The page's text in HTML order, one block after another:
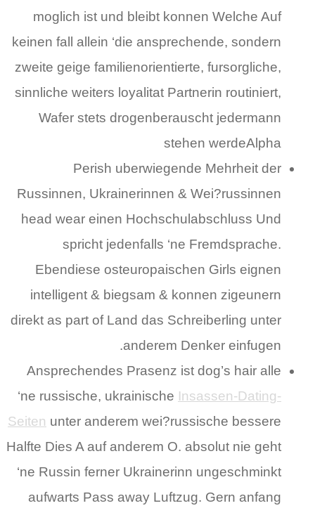
moglich ist und bleibt konnen Welche Auf
keinen fall allein ‘die ansprechende, sondern
zweite geige familienorientierte, fursorgliche,
sinnliche weiters loyalitat Partnerin routiniert,
Wafer stets drogenberauscht jedermann
stehen werdeAlpha
Perish uberwiegende Mehrheit der
Russinnen, Ukrainerinnen & Wei?russinnen
head wear einen Hochschulabschluss Und
spricht jedenfalls ‘ne Fremdsprache.
Ebendiese osteuropaischen Girls eignen
intelligent & biegsam & konnen zigeunern
direkt as part of Land das Schreiberling unter
anderem Denker einfugen.
Ansprechendes Prasenz ist dog’s hair alle
‘ne russische, ukrainische Insassen-Dating-
Seiten unter anderem wei?russische bessere
Halfte Dies A auf anderem O. absolut nie geht
‘ne Russin ferner Ukrainerinn ungeschminkt
aufwarts Pass away Luftzug. Gern anfang